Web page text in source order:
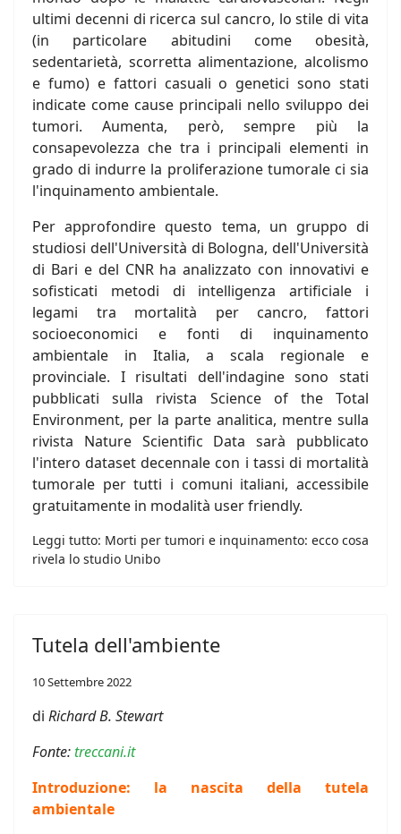
ultimi decenni di ricerca sul cancro, lo stile di vita
(in particolare abitudini come obesità,
sedentarietà, scorretta alimentazione, alcolismo
e fumo) e fattori casuali o genetici sono stati
indicate come cause principali nello sviluppo dei
tumori. Aumenta, però, sempre più la
consapevolezza che tra i principali elementi in
grado di indurre la proliferazione tumorale ci sia
l'inquinamento ambientale.
Per approfondire questo tema, un gruppo di
studiosi dell'Università di Bologna, dell'Università
di Bari e del CNR ha analizzato con innovativi e
sofisticati metodi di intelligenza artificiale i
legami tra mortalità per cancro, fattori
socioeconomici e fonti di inquinamento
ambientale in Italia, a scala regionale e
provinciale. I risultati dell'indagine sono stati
pubblicati sulla rivista Science of the Total
Environment, per la parte analitica, mentre sulla
rivista Nature Scientific Data sarà pubblicato
l'intero dataset decennale con i tassi di mortalità
tumorale per tutti i comuni italiani, accessibile
gratuitamente in modalità user friendly.
Leggi tutto: Morti per tumori e inquinamento: ecco cosa
rivela lo studio Unibo
Tutela dell'ambiente
10 Settembre 2022
di Richard B. Stewart
Fonte: treccani.it
Introduzione: la nascita della tutela
ambientale